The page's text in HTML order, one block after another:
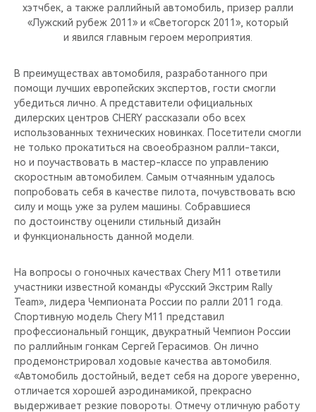
НОВИНКИ
CHERY CONNECT
ЛЮДИ CHERY
CHERY REMOTE
CHERY И СПОРТ
НАШИ МЕРОПРИЯТИЯ
ВИДЕООБЗОРЫ
CHERY ДЛЯ ДЕТЕЙ
хэтчбек, а также раллийный автомобиль, призер ралли
«Лужский рубеж 2011» и «Светогорск 2011», который
и явился главным героем мероприятия.
В преимуществах автомобиля, разработанного при
помощи лучших европейских экспертов, гости смогли
убедиться лично. А представители официальных
дилерских центров CHERY рассказали обо всех
использованных технических новинках. Посетители смогли
не только прокатиться на своеобразном ралли-такси,
но и поучаствовать в мастер-классе по управлению
скоростным автомобилем. Самым отчаянным удалось
попробовать себя в качестве пилота, почувствовать всю
силу и мощь уже за рулем машины. Собравшиеся
по достоинству оценили стильный дизайн
и функциональность данной модели.
На вопросы о гоночных качествах Chery M11 ответили
участники известной команды «Русский Экстрим Rally
Team», лидера Чемпионата России по ралли 2011 года.
Спортивную модель Chery M11 представил
профессиональный гонщик, двукратный Чемпион России
по раллийным гонкам Сергей Герасимов. Он лично
продемонстрировал ходовые качества автомобиля.
«Автомобиль достойный, ведет себя на дороге уверенно,
отличается хорошей аэродинамикой, прекрасно
выдерживает резкие повороты. Отмечу отличную работу